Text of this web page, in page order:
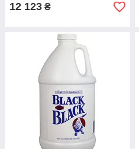
12 123 ₴